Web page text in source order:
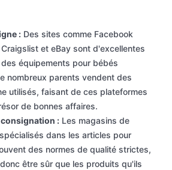
: Des sites comme Facebook
et eBay sont d'excellentes
équipements pour bébés
nombreux parents vendent des
utilisés, faisant de ces plateformes
de bonnes affaires.
: Les magasins de
dans les articles pour
des normes de qualité strictes,
être sûr que les produits qu'ils